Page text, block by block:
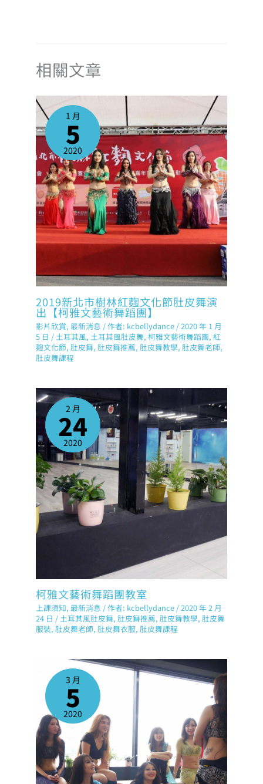
相關文章
1 月
5
2020
2019新北市樹林紅麴文化節肚皮舞演
出【柯雅文藝術舞蹈團】
影片欣賞,最新消息 / 作者: kcbellydance /2020 年 1 月
5 日 /土耳其風,土耳其風肚皮舞,柯雅文藝術舞蹈團,紅
麴文化節,肚皮舞,肚皮舞推薦,肚皮舞教學,肚皮舞老師,
肚皮舞課程
2 月
24
2020
柯雅文藝術舞蹈團教室
上課須知,最新消息 / 作者: kcbellydance /2020 年 2 月
24 日 /土耳其風肚皮舞,肚皮舞推薦,肚皮舞教學,肚皮舞
服裝,肚皮舞老師,肚皮舞衣服,肚皮舞課程
3 月
5
2020